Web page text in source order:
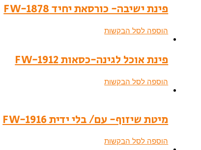
פינת ישיבה- כורסאת יחיד FW-1878
הוספה לסל הבקשות
פינת אוכל לגינה-כסאות FW-1912
הוספה לסל הבקשות
מיטת שיזוף- עם/ בלי ידית FW-1916
הוספה לסל הבקשות